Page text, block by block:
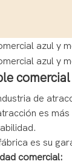
de
es
es su
comercial: